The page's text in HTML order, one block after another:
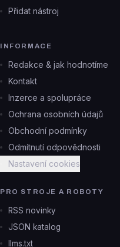
Přidat nástroj
INFORMACE
Redakce & jak hodnotíme
Kontakt
Inzerce a spolupráce
Ochrana osobních údajů
Obchodní podmínky
Odmítnutí odpovědnosti
Nastavení cookies
PRO STROJE A ROBOTY
RSS novinky
JSON katalog
llms.txt